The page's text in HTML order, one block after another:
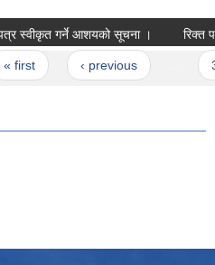
स्वीकृत गर्ने आशयको सूचना । रिक्त
first ‹ previous